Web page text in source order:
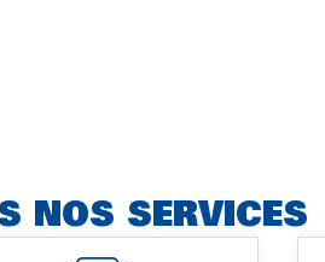
NOS SERVICES